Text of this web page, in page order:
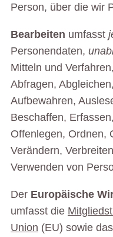
Person, über die wir
Bearbeiten umfasst
Personendaten,
Mitteln und
Abfragen,
Aufbewahren,
Beschaffen,
Offenlegen, Ordnen,
Verändern,
Verwenden von
Der Europäische
umfasst die
Union (EU) sowie